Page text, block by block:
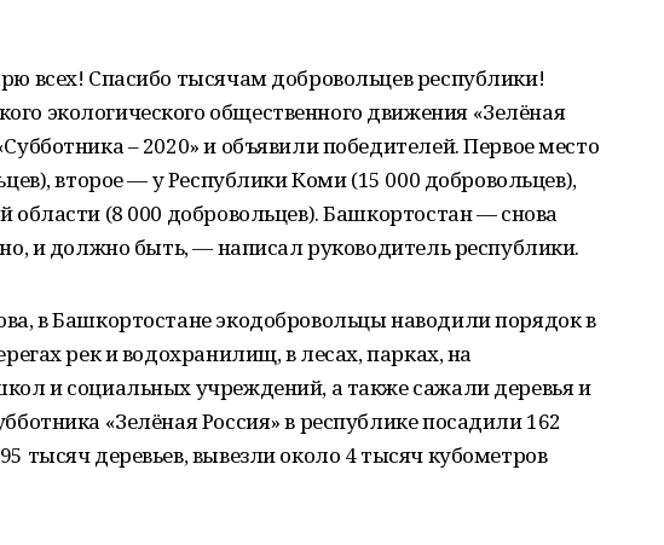
всех! Спасибо тысячам добровольцев республики!
экологического общественного движения «Зелёная
– 2020» и объявили победителей. Первое место
второе — у Республики Коми (15 000 добровольцев),
области (8 000 добровольцев). Башкортостан — снова
и должно быть, — написал руководитель республики.
в Башкортостане экодобровольцы наводили порядок в
рек и водохранилищ, в лесах, парках, на
и социальных учреждений, а также сажали деревья и
«Зелёная Россия» в республике посадили 162
тысяч деревьев, вывезли около 4 тысяч кубометров